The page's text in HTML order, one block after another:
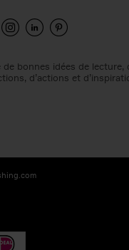
de bonnes idées de lecture,
d’actions et